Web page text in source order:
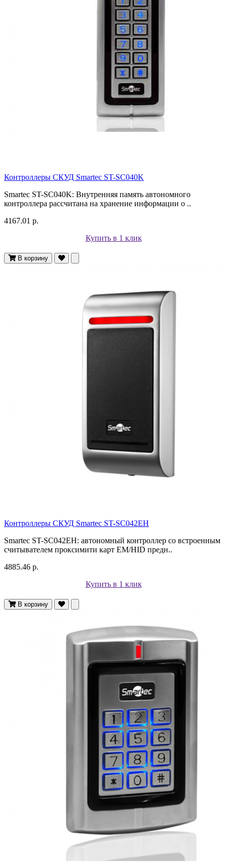
Контроллеры СКУД Smartec ST-SC040K
Smartec ST-SC040K: Внутренняя память автономного
контроллера рассчитана на хранение информации о ..
4167.01 р.
Купить в 1 клик
В корзину
Контроллеры СКУД Smartec ST-SC042EH
Smartec ST-SC042EH: автономный контроллер со встроенным
считывателем проксимити карт EM/HID предн..
4885.46 р.
Купить в 1 клик
В корзину